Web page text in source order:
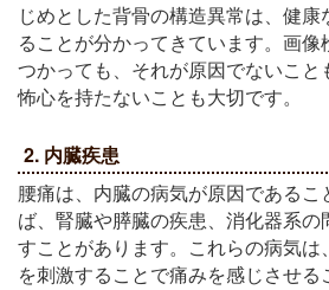
じめとした背骨の構造異常は、健
ることが分かってきています。画像
つかっても、それが原因でないこと
怖心を持たないことも大切です。
2. 内臓疾患
腰痛は、内臓の病気が原因であるこ
ば、腎臓や膵臓の疾患、消化器系の
すことがあります。これらの病気は
を刺激することで痛みを感じさせ